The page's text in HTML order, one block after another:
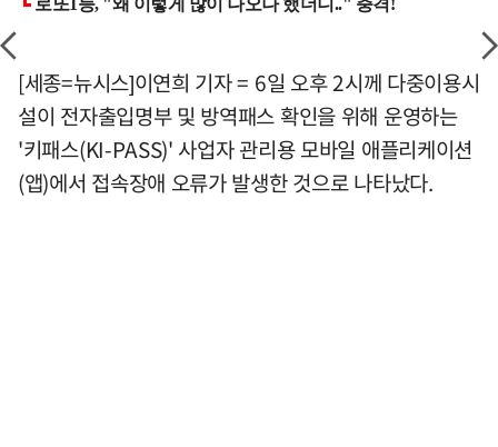
[세종=뉴시스]이연희 기자 = 6일 오후 2시께 다중이용시
설이 전자출입명부 및 방역패스 확인을 위해 운영하는
'키패스(KI-PASS)' 사업자 관리용 모바일 애플리케이션
(앱)에서 접속장애 오류가 발생한 것으로 나타났다.